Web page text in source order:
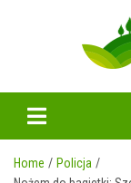
Home
Policja